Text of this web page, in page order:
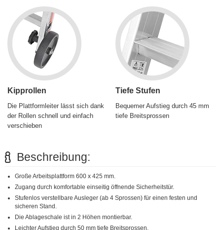
Kipprollen
Die Plattformleiter lässt sich dank
der Rollen schnell und einfach
verschieben
Tiefe Stufen
Bequemer Aufstieg durch 45 mm
tiefe Breitsprossen
Beschreibung:
Große Arbeitsplattform 600 x 425 mm.
Zugang durch komfortable einseitig öffnende Sicherheitstür.
Stufenlos verstellbare Ausleger (ab 4 Sprossen) für einen festen und
sicheren Stand.
Die Ablageschale ist in 2 Höhen montierbar.
Leichter Aufstieg durch 50 mm tiefe Breitsprossen.